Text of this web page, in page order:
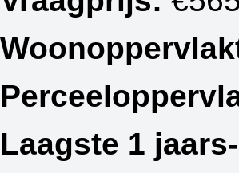
Laagste 1